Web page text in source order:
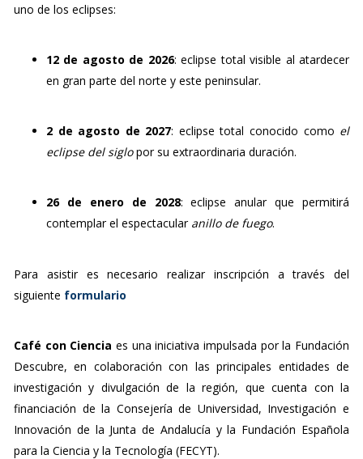
uno de los eclipses:
12 de agosto de 2026: eclipse total visible al
atardecer
en gran parte del norte y este peninsular.
2 de agosto de 2027: eclipse total conocido como
el
eclipse del siglo por su extraordinaria duración.
26 de enero de 2028: eclipse anular que
contemplar el espectacular anillo de fuego.
Para asistir es necesario realizar inscripción a través del
siguiente formulario
Café con Ciencia es una iniciativa impulsada por la Fundación
Descubre, en colaboración con las principales entidades de
investigación y divulgación de la región, que cuenta con la
financiación de la Consejería de Universidad, Investigación e
Innovación de la Junta de Andalucía y la Fundación Española
para la Ciencia y la Tecnología (FECYT).